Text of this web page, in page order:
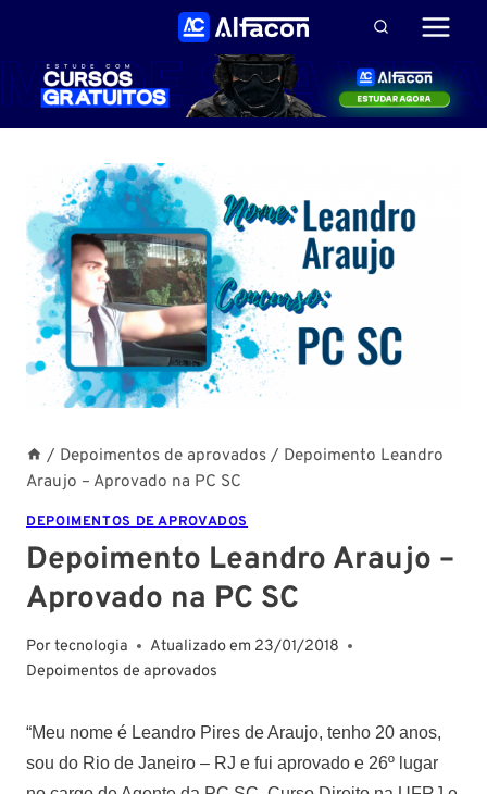
Conteúdo
/ Depoimentos de aprovados / Depoimento Leandro
Araujo – Aprovado na PC SC
DEPOIMENTOS DE APROVADOS
Depoimento Leandro Araujo –
Aprovado na PC SC
Portecnologia Atualizado em 23/01/2018
Depoimentos de aprovados
“Meu nome é Leandro Pires de Araujo, tenho 20 anos,
sou do Rio de Janeiro – RJ e fui aprovado e 26º lugar